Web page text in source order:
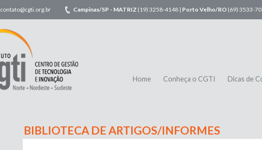
contato@cgti.org.br Campinas/SP - MATRIZ (19) 3258-4148 | Porto Velho/RO (69) 3533-
Home Conheça o CGTI Dicas de
BIBLIOTECA DE ARTIGOS/INFORMES